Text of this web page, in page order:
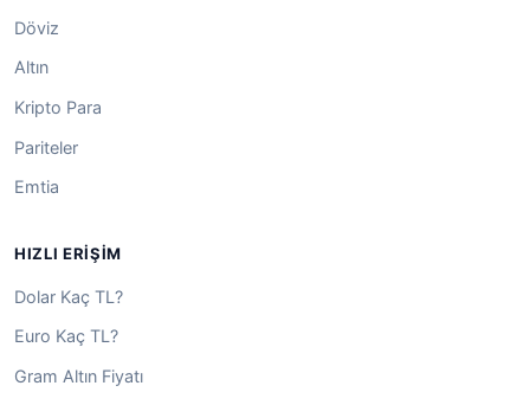
Döviz
Altın
Kripto Para
Pariteler
Emtia
HIZLI ERIŞIM
Dolar Kaç TL?
Euro Kaç TL?
Gram Altın Fiyatı